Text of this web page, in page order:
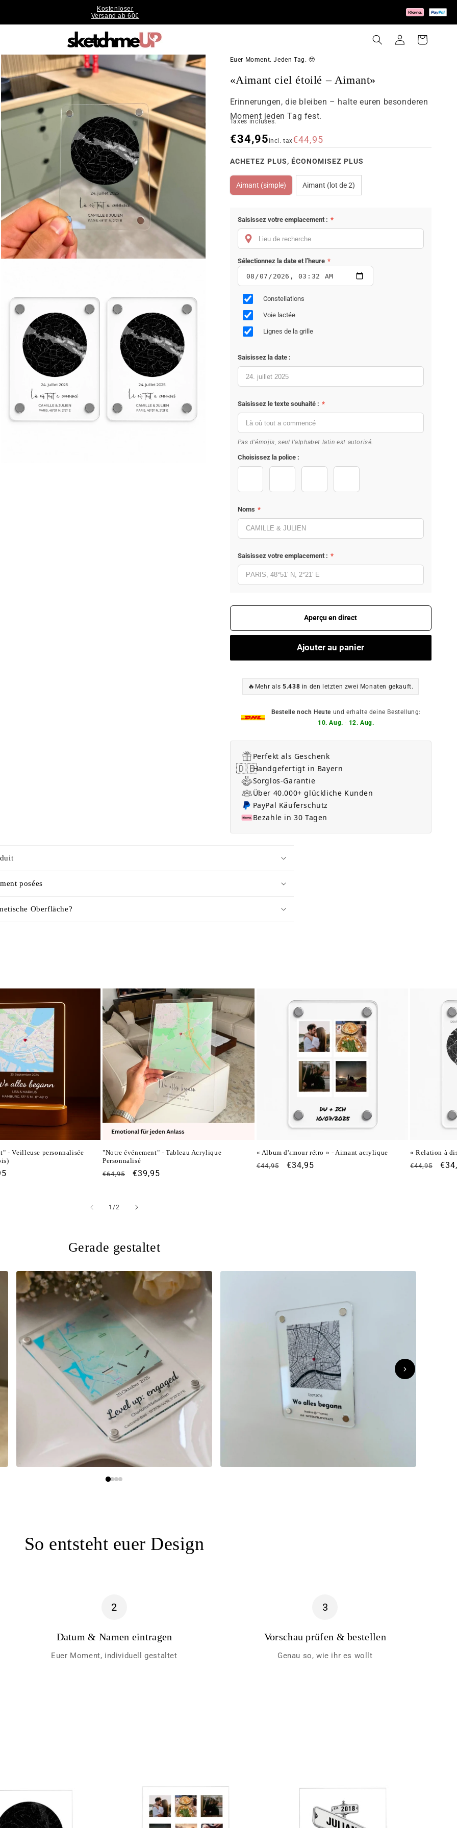
Kostenloser
Versand ab 60€
ConnexionPanier
Euer Moment. Jeden Tag. 🥹
«Aimant ciel étoilé – Aimant»
Erinnerungen, die bleiben – halte euren besonderen
Moment jeden Tag fest.
Taxes incluses.
€34,95 €44,95
incl. tax
ACHETEZ PLUS, ÉCONOMISEZ PLUS
Aimant (simple) Aimant (lot de 2)
Saisissez votre emplacement : *
Sélectionnez la date et l’heure *
Constellations
Voie lactée
Lignes de la grille
Saisissez la date :
Saisissez le texte souhaité : *
Pas d'émojis, seul l'alphabet latin est autorisé.
Choisissez la police :
Noms *
Saisissez votre emplacement : *
Aperçu en direct
Ajouter au panier
🔥 Mehr als5.438 in den letzten zwei Monaten gekauft.
Bestelle noch Heuteund erhalte deine Bestellung:
10. Aug. - 12. Aug.
Perfekt als Geschenk
🇩🇪Handgefertigt in Bayern
Sorglos-Garantie
Über 40.000+ glückliche Kunden
PayPal Käuferschutz
Bezahle in 30 Tagen
posées
Oberfläche?
- Veilleuse personnalisée
"Notre événement" - Tableau Acrylique
Personnalisé
Prix
€64,95
Prix
€39,95
« Album d'amour rétro » - Aimant acrylique
Prix
€44,95
Prix
€34,95
« Relation à
Prix
€44,95
Prix
1/de
2
Gerade gestaltet
So entsteht euer Design
2
Datum & Namen eintragen
Euer Moment, individuell gestaltet
3
Vorschau prüfen & bestellen
Genau so, wie ihr es wollt